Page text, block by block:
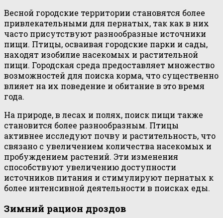
Весной городские территории становятся более
привлекательными для пернатых, так как в них
часто присутствуют разнообразные источники
пищи. Птицы, осваивая городские парки и сады,
находят изобилие насекомых и растительной
пищи. Городская среда предоставляет множество
возможностей для поиска корма, что существенно
влияет на их поведение и обитание в это время
года.
На природе, в лесах и полях, поиск пищи также
становится более разнообразным. Птицы
активнее исследуют почву и растительность, что
связано с увеличением количества насекомых и
пробуждением растений. Эти изменения
способствуют увеличению доступности
источников питания и стимулируют пернатых к
более интенсивной деятельности в поисках еды.
Зимний рацион дроздов